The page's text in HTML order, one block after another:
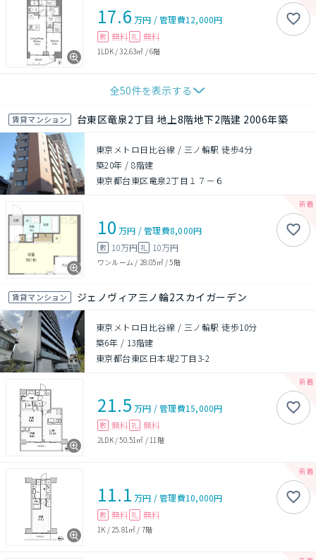
17.6 万円 /管理費12,000円
敷 無料 礼 無料
1LDK/32.63㎡ /6階
全50件を表示する
賃貸マンション 台東区竜泉2丁目 地上8階地下2階建 2006年築
東京メトロ日比谷線 / 三ノ輪駅 徒歩4分
築20年 /8階建
東京都台東区竜泉2丁目１７－６
10 万円 /管理費8,000円
敷 10万円 礼 10万円
ワンルーム / 28.05㎡/5階
賃貸マンション ジェノヴィア三ノ輪2スカイガーデン
東京メトロ日比谷線 / 三ノ輪駅 徒歩10分
築6年 / 13階建
東京都台東区日本堤2丁目3-2
21.5 万円 /管理費15,000円
敷 無料 礼 無料
2LDK/50.51㎡ / 11階
11.1 万円 /管理費10,000円
敷 無料 礼 無料
1K / 25.81㎡ / 7階